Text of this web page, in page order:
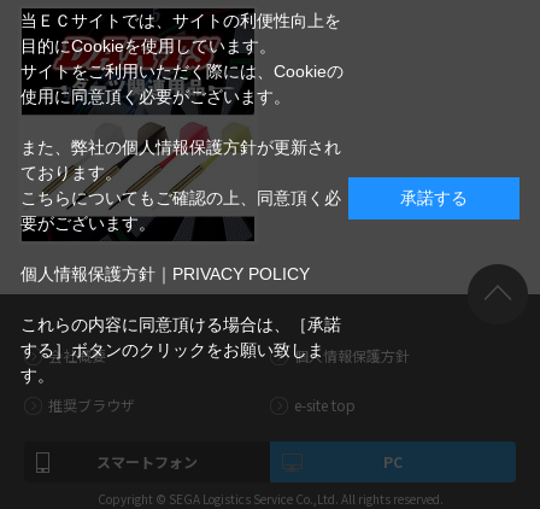
会社概要 個人情報保護方針
推奨ブラウザ e-site top
スマートフォン PC
Copyright © SEGA Logistics Service Co.,Ltd. All rights reserved.
当ＥＣサイトでは、サイトの利便性向上を
目的にCookieを使用しています。
サイトをご利用いただく際には、Cookieの
使用に同意頂く必要がございます。
また、弊社の個人情報保護方針が更新され
ております。
こちらについてもご確認の上、同意頂く必
要がございます。
個人情報保護方針｜PRIVACY POLICY
これらの内容に同意頂ける場合は、［承諾
する］ボタンのクリックをお願い致しま
す。
承諾する